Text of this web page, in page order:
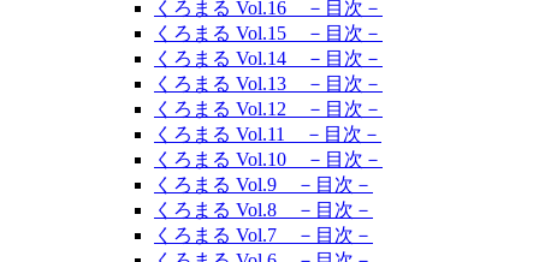
くろまる Vol.16 －目次－
くろまる Vol.15 －目次－
くろまる Vol.14 －目次－
くろまる Vol.13 －目次－
くろまる Vol.12 －目次－
くろまる Vol.11 －目次－
くろまる Vol.10 －目次－
くろまる Vol.9 －目次－
くろまる Vol.8 －目次－
くろまる Vol.7 －目次－